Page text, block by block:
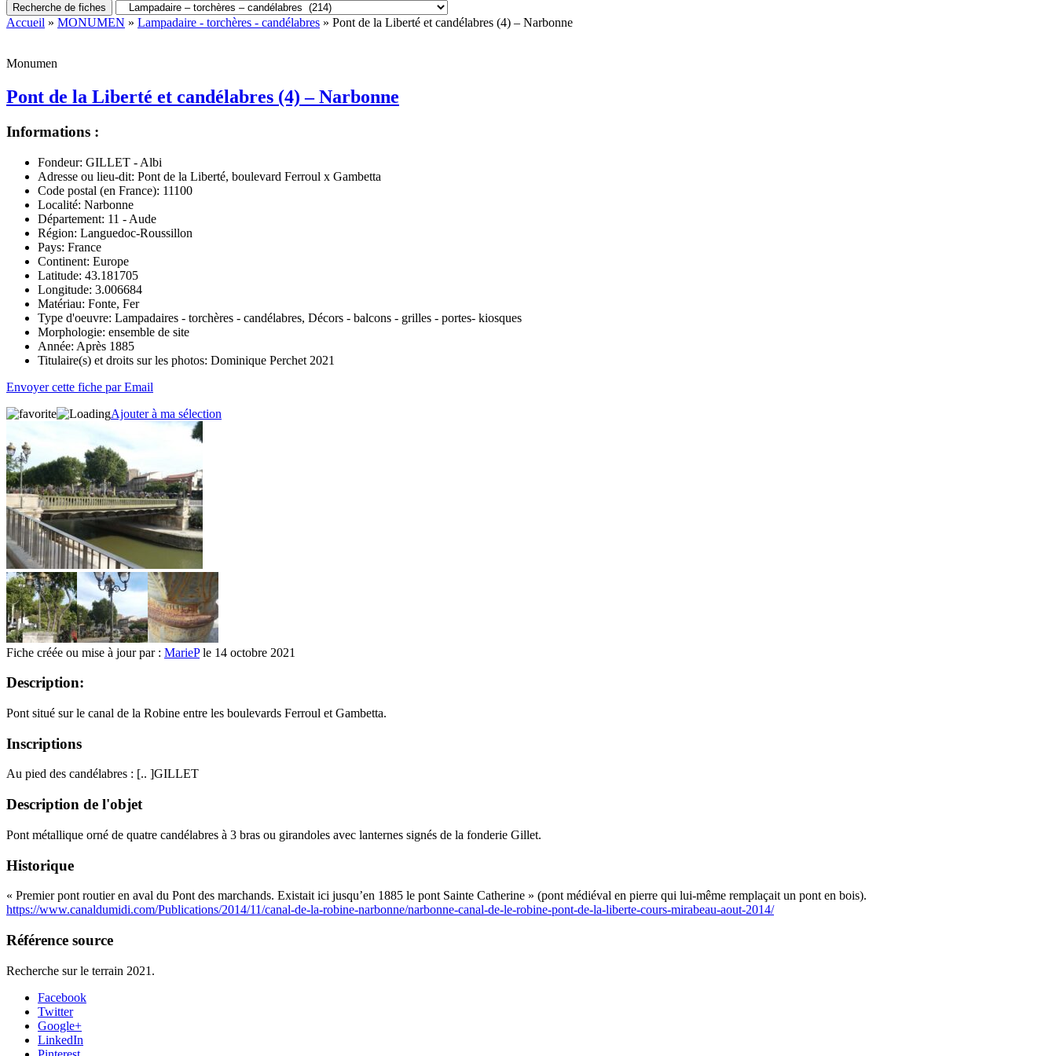
Recherche de fiches
Accueil » MONUMEN » Lampadaire - torchères - candélabres » Pont de la Liberté et candélabres (4) – Narbonne
Monumen
Pont de la Liberté et candélabres (4) – Narbonne
Informations :
Fondeur: GILLET - Albi
Adresse ou lieu-dit: Pont de la Liberté, boulevard Ferroul x Gambetta
Code postal (en France): 11100
Localité: Narbonne
Département: 11 - Aude
Région: Languedoc-Roussillon
Pays: France
Continent: Europe
Latitude: 43.181705
Longitude: 3.006684
Matériau: Fonte, Fer
Type d'oeuvre: Lampadaires - torchères - candélabres, Décors - balcons - grilles - portes- kiosques
Morphologie: ensemble de site
Année: Après 1885
Titulaire(s) et droits sur les photos: Dominique Perchet 2021
Envoyer cette fiche par Email
Ajouter à ma sélection
Fiche créée ou mise à jour par : MariePle 14 octobre 2021
Description:
Pont situé sur le canal de la Robine entre les boulevards Ferroul et Gambetta.
Inscriptions
Au pied des candélabres : [.. ]GILLET
Description de l'objet
Pont métallique orné de quatre candélabres à 3 bras ou girandoles avec lanternes signés de la fonderie Gillet.
Historique
« Premier pont routier en aval du Pont des marchands. Existait ici jusqu’en 1885 le pont Sainte Catherine » (pont médiéval en pierre qui lui-même remplaçait un pont en bois).
https://www.canaldumidi.com/Publications/2014/11/canal-de-la-robine-narbonne/narbonne-canal-de-le-robine-pont-de-la-liberte-cours-mirabeau-aout-2014/
Référence source
Recherche sur le terrain 2021.
Facebook
Twitter
Google+
LinkedIn